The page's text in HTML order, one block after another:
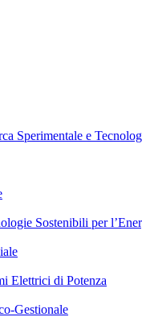
Sperimentale e
Sostenibili per
Elettrici di Potenza
Gestionale